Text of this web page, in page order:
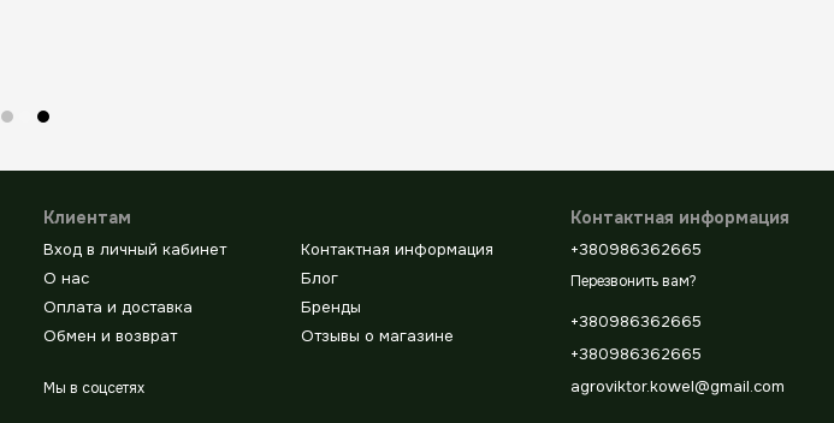
Клиентам
Вход в личный кабинет
О нас
Оплата и доставка
Обмен и возврат
Контактная информация
Блог
Бренды
Отзывы о магазине
Мы в соцсетях
Контактная информация
+380986362665
Перезвонить вам?
+380986362665
+380986362665
agroviktor.kowel@gmail.com